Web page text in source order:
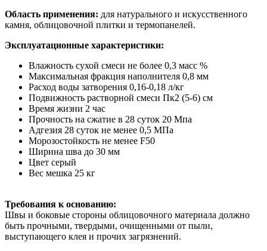
Область применения: для натурального и искусственного
камня, облицовочной плитки и термопанелей.
Эксплуатационные характеристики:
Влажность сухой смеси не более 0,3 масс %
Максимальная фракция наполнителя 0,8 мм
Расход воды затворения 0,16-0,18 л/кг
Подвижность растворной смеси Пк2 (5-6) см
Время жизни 2 час
Прочность на сжатие в 28 суток 20 Мпа
Адгезия 28 суток не менее 0,5 МПа
Морозостойкость не менее F50
Ширина шва до 30 мм
Цвет серый
Вес мешка 25 кг
Требования к основанию:
Швы и боковые стороны облицовочного материала должно
быть прочными, твердыми, очищенными от пыли,
выступающего клея и прочих загрязнений.